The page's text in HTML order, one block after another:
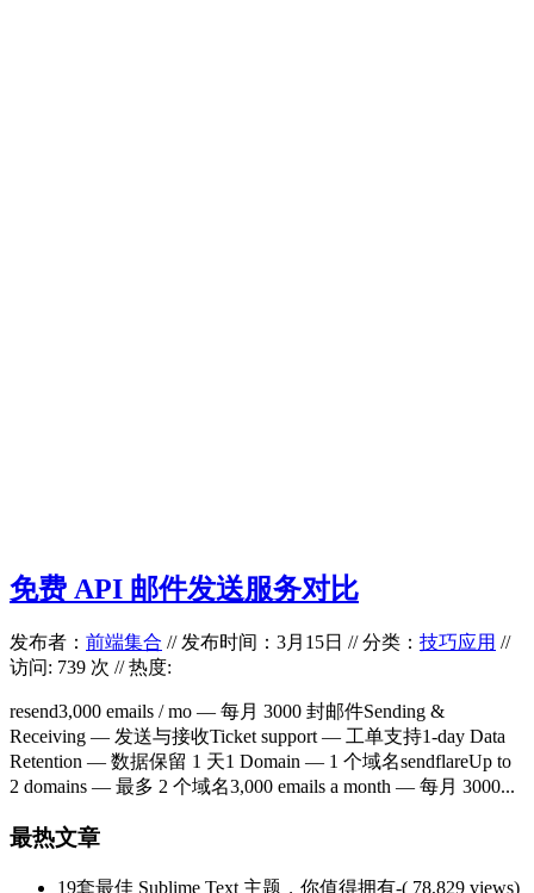
免费 API 邮件发送服务对比
发布者： 前端集合 //发布时间：3月15日 //分类： 技巧应用 //
访问: 739 次 // 热度:
resend3,000 emails / mo — 每月 3000 封邮件Sending &
Receiving — 发送与接收Ticket support — 工单支持1-day Data
Retention — 数据保留 1 天1 Domain — 1 个域名sendflareUp to
2 domains — 最多 2 个域名3,000 emails a month — 每月 3000...
最热文章
19套最佳 Sublime Text 主题，你值得拥有-( 78,829 views)